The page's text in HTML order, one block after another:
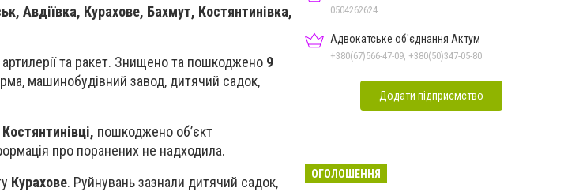
Авдіївка, Курахове, Бахмут, Костянтинівка,
та ракет. Знищено та пошкоджено 9
машинобудівний завод, дитячий садок,
пошкоджено об’єкт
про поранених не надходила.
Курахове. Руйнувань зазнали дитячий садок,
0504262624
Адвокатське об'єднання Актум
+380(67)566-47-09, +380(50)347-05-80
Додати підприємство
ОГОЛОШЕННЯ